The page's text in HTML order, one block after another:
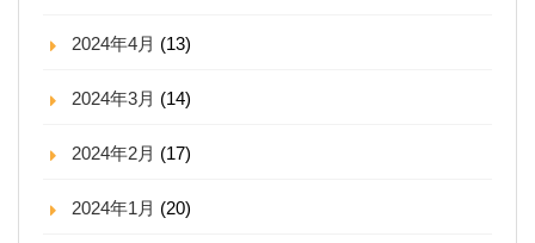
2024年4月 (13)
2024年3月 (14)
2024年2月 (17)
2024年1月 (20)